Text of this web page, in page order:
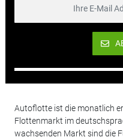
Autoflotte ist die monatlich
Flottenmarkt im
wachsenden Markt sind die